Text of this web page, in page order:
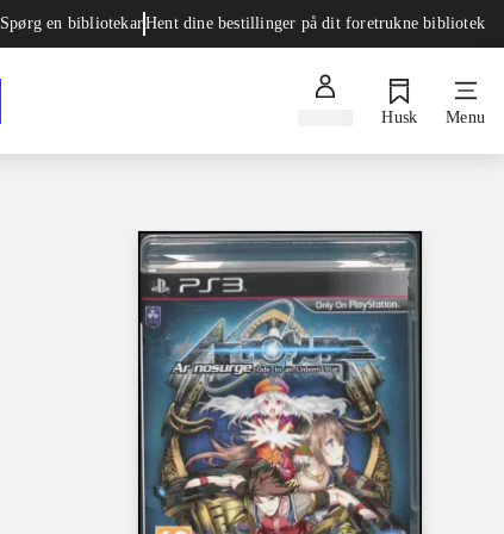
Spørg en bibliotekarHent dine bestillinger på dit foretrukne bibliotek
Husk Menu